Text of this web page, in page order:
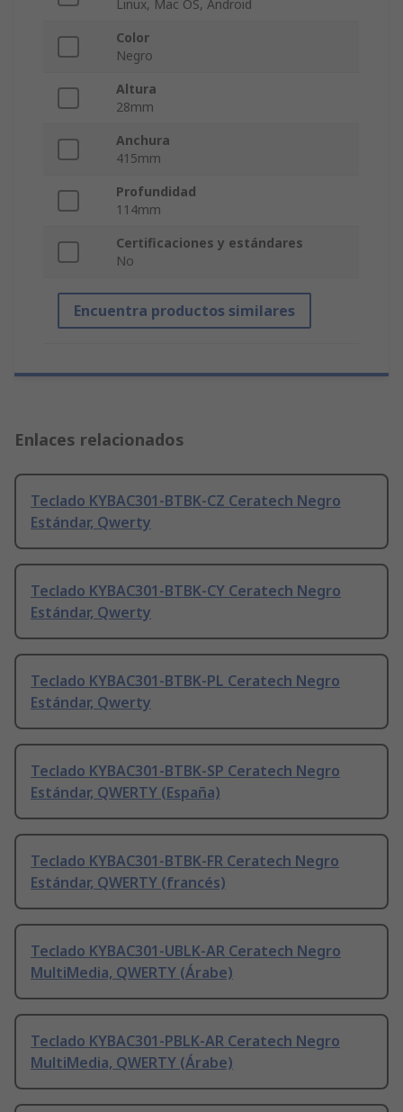
Linux, Mac OS, Android
Color
Negro
Altura
28mm
Anchura
415mm
Profundidad
114mm
Certificaciones y estándares
No
Encuentra productos similares
Enlaces relacionados
Teclado KYBAC301-BTBK-CZ Ceratech Negro
Estándar, Qwerty
Teclado KYBAC301-BTBK-CY Ceratech Negro
Estándar, Qwerty
Teclado KYBAC301-BTBK-PL Ceratech Negro
Estándar, Qwerty
Teclado KYBAC301-BTBK-SP Ceratech Negro
Estándar, QWERTY (España)
Teclado KYBAC301-BTBK-FR Ceratech Negro
Estándar, QWERTY (francés)
Teclado KYBAC301-UBLK-AR Ceratech Negro
MultiMedia, QWERTY (Árabe)
Teclado KYBAC301-PBLK-AR Ceratech Negro
MultiMedia, QWERTY (Árabe)